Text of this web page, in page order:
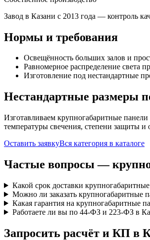
Завод в Казани с 2013 года — контроль
Нормы и требования
Освещённость больших залов и
Равномерное распределение света
Изготовление под нестандартные
Нестандартные размеры
Изготавливаем крупногабаритные панели
температуры свечения, степени защиты и
Оставить заявкуВся категория в каталоге
Частые вопросы —
Какой срок доставки
Можно ли заказать крупногабаритные
Какая гарантия на крупногабаритные
Работаете ли вы по 44-ФЗ и 223-ФЗ в
Запросить расчёт и КП в